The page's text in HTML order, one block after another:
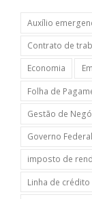
Auxílio
Contrato de
Economia
Folha de
Gestão de
Governo Federal
imposto de
Linha de crédito